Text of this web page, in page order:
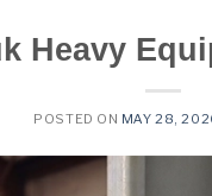
Heavy
POSTED ON MAY 28,